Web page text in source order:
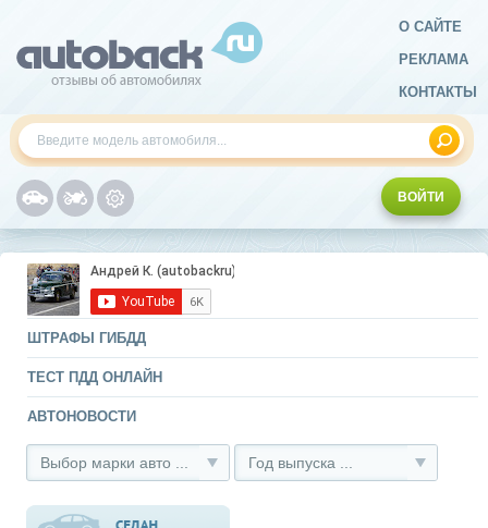
О САЙТЕ
РЕКЛАМА
КОНТАКТЫ
ВОЙТИ
ШТРАФЫ ГИБДД
ТЕСТ ПДД ОНЛАЙН
АВТОНОВОСТИ
Выбор марки авто ... Год выпуска ...